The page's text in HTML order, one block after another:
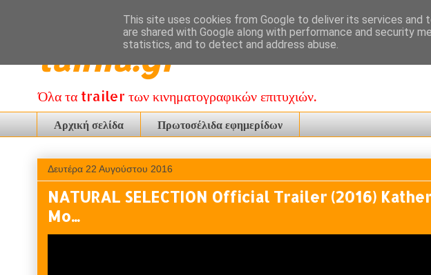
tainia.gr
Όλα τα trailer των κινηματογραφικών επιτυχιών.
Αρχική σελίδα Πρωτοσέλιδα εφημερίδων
Δευτέρα 22 Αυγούστου 2016
NATURAL SELECTION Official Trailer (2016)
Mo...
This site uses cookies from Google to deliver its services and
are shared with Google along with performance and security
statistics, and to detect and address abuse.